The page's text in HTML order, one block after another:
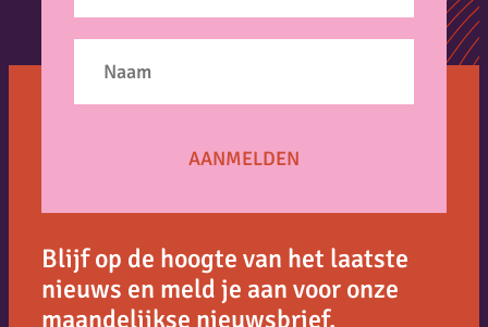
Blijf op de hoogte van het laatste
nieuws en meld je aan voor onze
maandelijkse nieuwsbrief.